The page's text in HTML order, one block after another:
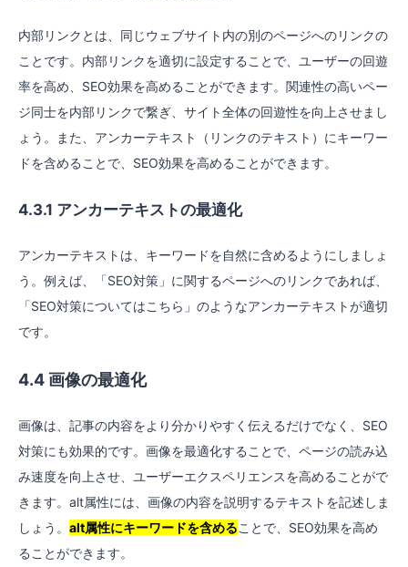
内部リンクとは、同じウェブサイト内の別のページへのリンクの
ことです。内部リンクを適切に設定することで、ユーザーの回遊
率を高め、SEO効果を高めることができます。関連性の高いペー
ジ同士を内部リンクで繋ぎ、サイト全体の回遊性を向上させまし
ょう。また、アンカーテキスト（リンクのテキスト）にキーワー
ドを含めることで、SEO効果を高めることができます。
4.3.1 アンカーテキストの最適化
アンカーテキストは、キーワードを自然に含めるようにしましょ
う。例えば、「SEO対策」に関するページへのリンクであれば、
「SEO対策についてはこちら」のようなアンカーテキストが適切
です。
4.4 画像の最適化
画像は、記事の内容をより分かりやすく伝えるだけでなく、SEO
対策にも効果的です。画像を最適化することで、ページの読み込
み速度を向上させ、ユーザーエクスペリエンスを高めることがで
きます。alt属性には、画像の内容を説明するテキストを記述しま
しょう。 alt属性にキーワードを含めることで、SEO効果を高め
ることができます。